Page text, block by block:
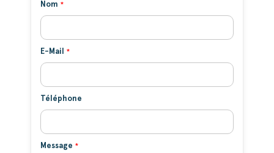
Nom
E-Mail
Téléphone
Message